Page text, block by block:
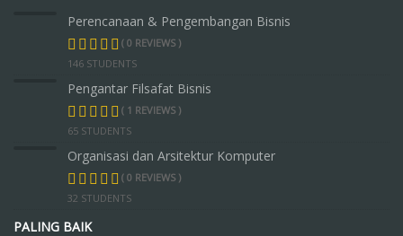
Perencanaan & Pengembangan Bisnis
( 0 REVIEWS )
146 STUDENTS
Pengantar Filsafat Bisnis
( 1 REVIEWS )
65 STUDENTS
Organisasi dan Arsitektur Komputer
( 0 REVIEWS )
32 STUDENTS
PALING BAIK